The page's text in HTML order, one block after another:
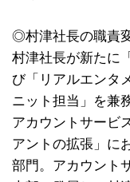
◎村津社長の職責
村津社長が新たに
び「リアルエンタ
ニット担当」を兼
アカウントサービ
アントの拡張」に
部門。アカウント